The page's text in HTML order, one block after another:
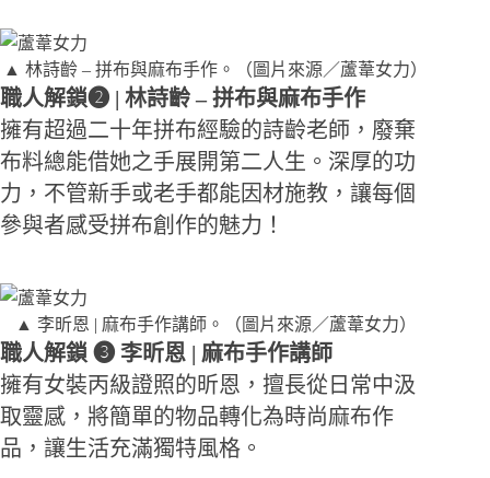
▲ 林詩齡 – 拼布與麻布手作。（圖片來源／蘆葦女力）
職人解鎖➋ | 林詩齡 – 拼布與麻布手作
擁有超過二十年拼布經驗的詩齡老師，廢棄
布料總能借她之手展開第二人生。深厚的功
力，不管新手或老手都能因材施教，讓每個
參與者感受拼布創作的魅力！
▲ 李昕恩 | 麻布手作講師。（圖片來源／蘆葦女力）
職人解鎖 ➌ 李昕恩 | 麻布手作講師
擁有女裝丙級證照的昕恩，擅長從日常中汲
取靈感，將簡單的物品轉化為時尚麻布作
品，讓生活充滿獨特風格。